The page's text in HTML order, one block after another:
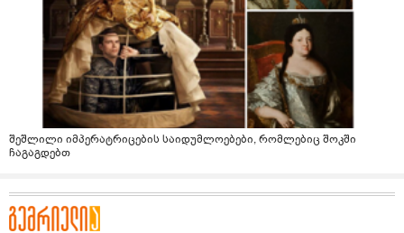
შეშლილი იმპერატრიცების საიდუმლოებები, რომლებიც შოკში
ჩაგაგდებთ